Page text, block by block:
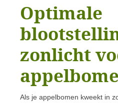
Optimale
zonlicht
Als je appelbomen kweekt in